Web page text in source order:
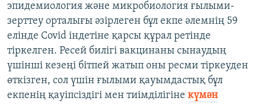
эпидемиология және микробиология ғылыми-
зерттеу орталығы әзірлеген бұл екпе әлемнің 59
елінде Covid індетіне қарсы құрал ретінде
тіркелген. Ресей билігі вакцинаны сынаудың
үшінші кезеңі бітпей жатып оны ресми тіркеуден
өткізген, сол үшін ғылыми қауымдастық бұл
екпенің қауіпсіздігі мен тиімділігіне күмән